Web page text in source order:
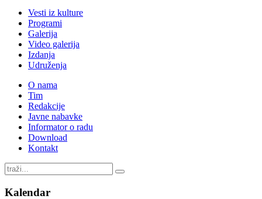
Vesti iz kulture
Programi
Galerija
Video galerija
Izdanja
Udruženja
O nama
Tim
Redakcije
Javne nabavke
Informator o radu
Download
Kontakt
Kalendar